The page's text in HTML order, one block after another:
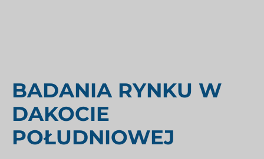
BADANIA RYNKU W
DAKOCIE
POŁUDNIOWEJ